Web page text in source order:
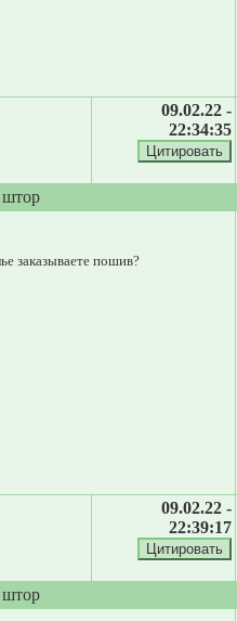
09.02.22 -
22:34:35
штор
заказываете пошив?
09.02.22 -
22:39:17
штор